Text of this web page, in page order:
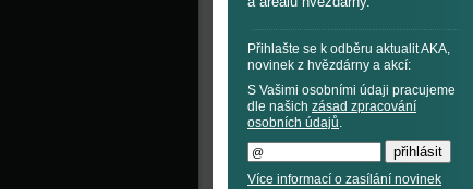
Přihlašte se k odběru aktualit AKA,
novinek z hvězdárny a akcí:
S Vašimi osobními údaji pracujeme
dle našich zásad zpracování
osobních údajů.
Více informací o zasílání novinek